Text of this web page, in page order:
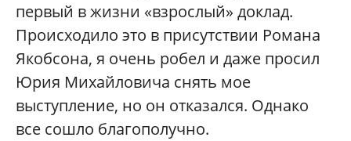
первый в жизни «взрослый» доклад.
Происходило это в присутствии Романа
Якобсона, я очень робел и даже просил
Юрия Михайловича снять мое
выступление, но он отказался. Однако
все сошло благополучно.